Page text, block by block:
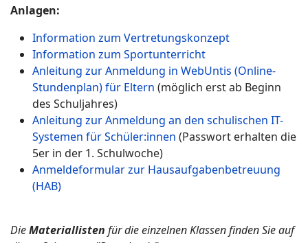
Anlagen:
Information zum Vertretungskonzept
Information zum Sportunterricht
Anleitung zur Anmeldung in WebUntis (Online-
Stundenplan) für Eltern (möglich erst ab Beginn
des Schuljahres)
Anleitung zur Anmeldung an den schulischen IT-
Systemen für Schüler:innen (Passwort erhalten die
5er in der 1. Schulwoche)
Anmeldeformular zur Hausaufgabenbetreuung
(HAB)
DieMateriallisten für die einzelnen Klassen finden Sie auf